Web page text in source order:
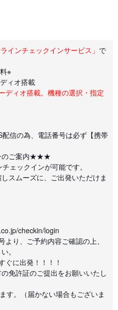
ラインチェックインサービス」 で
※
ィオ搭載
ディオ搭載。機種の選択・指定
信の為、電話番号は必ず【携帯
のご案内★★★
ェックインが可能です。
スムーズに、ご出発いただけま
checkin/login
より、ご予約内容ご確認の上、
。
ぐに出発！！！！
免許証のご提出をお願いいたし
す。（届かない場合もございま